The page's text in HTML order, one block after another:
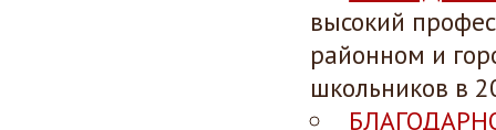
высокий
районном и
школьников в